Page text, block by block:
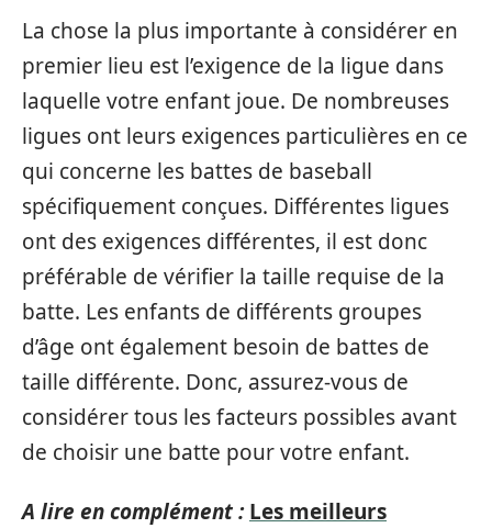
La chose la plus importante à considérer en
premier lieu est l’exigence de la ligue dans
laquelle votre enfant joue. De nombreuses
ligues ont leurs exigences particulières en ce
qui concerne les battes de baseball
spécifiquement conçues. Différentes ligues
ont des exigences différentes, il est donc
préférable de vérifier la taille requise de la
batte. Les enfants de différents groupes
d’âge ont également besoin de battes de
taille différente. Donc, assurez-vous de
considérer tous les facteurs possibles avant
de choisir une batte pour votre enfant.
A lire en complément : Les meilleurs